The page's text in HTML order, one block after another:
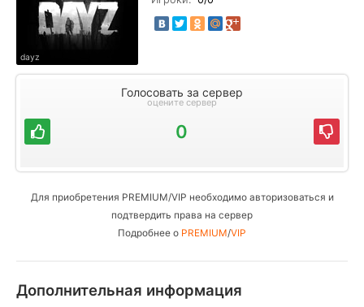
dayz
Голосовать за сервер
оцените сервер
0
Для приобретения PREMIUM/VIP необходимо авторизоваться и
подтвердить права на сервер
Подробнее о PREMIUM/VIP
Дополнительная информация